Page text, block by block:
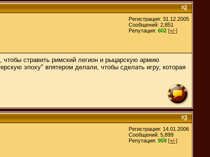
#2
Регистрация: 31.12.2005
Сообщений: 2,851
Репутация: 602 [+/-]
стравить римский легион и рыцарскую армию
эпоху" впятером делали, чтобы сделать игру, которая
#3
Регистрация: 14.01.2006
Сообщений: 5,899
Репутация: 959 [+/-]